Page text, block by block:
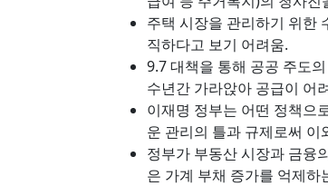
주택 시장을 관리하기 위한
직하다고 보기 어려움.
9.7 대책을 통해 공공 주도
수년간 가라앉아 공급이 어
이재명 정부는 어떤 정책으
운 관리의 틀과 규제로써
정부가 부동산 시장과 금융
은 가계 부채 증가를 억제